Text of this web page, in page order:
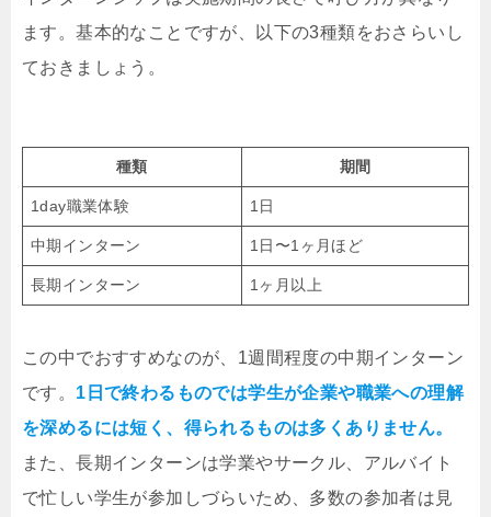
ます。基本的なことですが、以下の3種類をおさらいし
ておきましょう。
種類 期間
1day職業体験 1日
中期インターン 1日〜1ヶ月ほど
長期インターン 1ヶ月以上
この中でおすすめなのが、1週間程度の中期インターン
です。 1日で終わるものでは学生が企業や職業への理解
を深めるには短く、得られるものは多くありません。
また、長期インターンは学業やサークル、アルバイト
で忙しい学生が参加しづらいため、多数の参加者は見